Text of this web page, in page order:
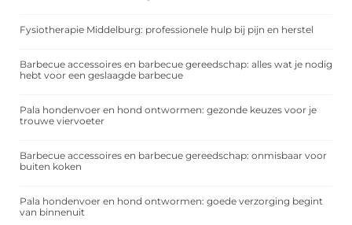
Fysiotherapie Middelburg: professionele hulp bij pijn en herstel
Barbecue accessoires en barbecue gereedschap: alles wat je nodig
hebt voor een geslaagde barbecue
Pala hondenvoer en hond ontwormen: gezonde keuzes voor je
trouwe viervoeter
Barbecue accessoires en barbecue gereedschap: onmisbaar voor
buiten koken
Pala hondenvoer en hond ontwormen: goede verzorging begint
van binnenuit